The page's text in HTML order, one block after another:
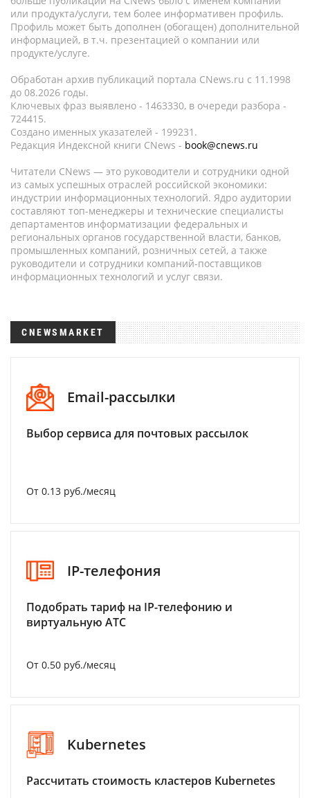
или продукта/услуги, тем более информативен профиль.
Профиль может быть дополнен (обогащен) дополнительной
информацией, в т.ч. презентацией о компании или
продукте/услуге.
Обработан архив публикаций портала CNews.ru c 11.1998
до 08.2026 годы.
Ключевых фраз выявлено - 1463330, в очереди разбора -
724415.
Создано именных указателей - 199231.
Редакция Индексной книги CNews - book@cnews.ru
Читатели CNews — это руководители и сотрудники одной
из самых успешных отраслей российской экономики:
индустрии информационных технологий. Ядро аудитории
составляют топ-менеджеры и технические специалисты
департаментов информатизации федеральных и
региональных органов государственной власти, банков,
промышленных компаний, розничных сетей, а также
руководители и сотрудники компаний-поставщиков
информационных технологий и услуг связи.
CNEWSMARKET
Email-рассылки
Выбор сервиса для почтовых рассылок
От 0.13 руб./месяц
IP-телефония
Подобрать тариф на IP-телефонию и
виртуальную АТС
От 0.50 руб./месяц
Kubernetes
Рассчитать стоимость кластеров Kubernetes